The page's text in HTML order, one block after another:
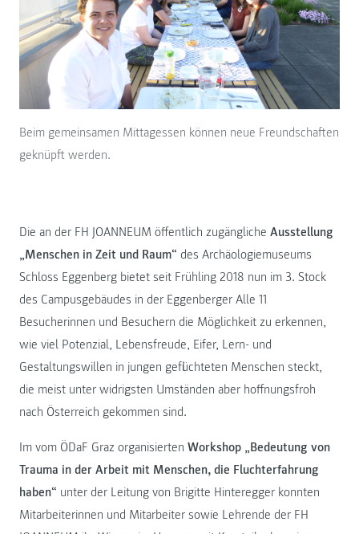
Beim gemeinsamen Mittagessen können neue Freundschaften
geknüpft werden.
Die an der FH JOANNEUM öffentlich zugängliche Ausstellung
„Menschen in Zeit und Raum“ des Archäologiemuseums
Schloss Eggenberg bietet seit Frühling 2018 nun im 3. Stock
des Campusgebäudes in der Eggenberger Alle 11
Besucherinnen und Besuchern die Möglichkeit zu erkennen,
wie viel Potenzial, Lebensfreude, Eifer, Lern- und
Gestaltungswillen in jungen geflüchteten Menschen steckt,
die meist unter widrigsten Umständen aber hoffnungsfroh
nach Österreich gekommen sind.
Im vom ÖDaF Graz organisierten Workshop „Bedeutung von
Trauma in der Arbeit mit Menschen, die Fluchterfahrung
haben“ unter der Leitung von Brigitte Hinteregger konnten
Mitarbeiterinnen und Mitarbeiter sowie Lehrende der FH